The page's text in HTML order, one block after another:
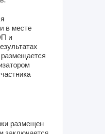
в месте
и
размещен